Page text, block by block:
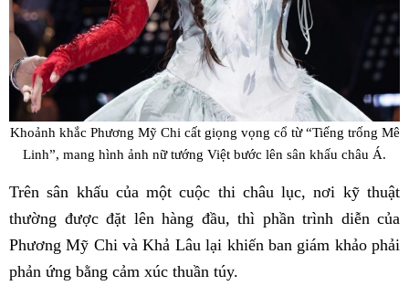
Khoảnh khắc Phương Mỹ Chi cất giọng vọng cổ từ “Tiếng trống Mê
Linh”, mang hình ảnh nữ tướng Việt bước lên sân khấu châu Á.
Trên sân khấu của một cuộc thi châu lục, nơi kỹ thuật
thường được đặt lên hàng đầu, thì phần trình diễn của
Phương Mỹ Chi và Khả Lâu lại khiến ban giám khảo phải
phản ứng bằng cảm xúc thuần túy.